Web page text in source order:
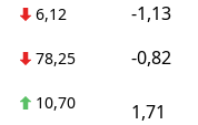
6,12 -1,13
78,25 -0,82
10,70 1,71